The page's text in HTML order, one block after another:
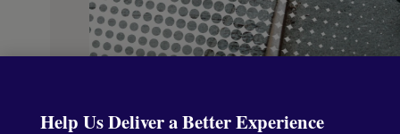
Help Us Deliver a Better Experience